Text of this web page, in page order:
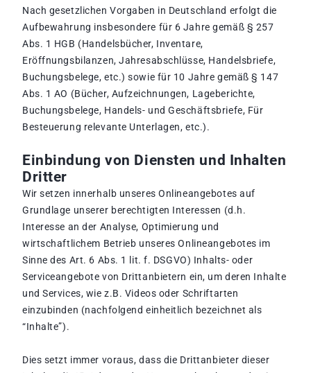
Nach gesetzlichen Vorgaben in Deutschland erfolgt die
Aufbewahrung insbesondere für 6 Jahre gemäß § 257
Abs. 1 HGB (Handelsbücher, Inventare,
Eröffnungsbilanzen, Jahresabschlüsse, Handelsbriefe,
Buchungsbelege, etc.) sowie für 10 Jahre gemäß § 147
Abs. 1 AO (Bücher, Aufzeichnungen, Lageberichte,
Buchungsbelege, Handels- und Geschäftsbriefe, Für
Besteuerung relevante Unterlagen, etc.).
Einbindung von Diensten und Inhalten
Dritter
Wir setzen innerhalb unseres Onlineangebotes auf
Grundlage unserer berechtigten Interessen (d.h.
Interesse an der Analyse, Optimierung und
wirtschaftlichem Betrieb unseres Onlineangebotes im
Sinne des Art. 6 Abs. 1 lit. f. DSGVO) Inhalts- oder
Serviceangebote von Drittanbietern ein, um deren Inhalte
und Services, wie z.B. Videos oder Schriftarten
einzubinden (nachfolgend einheitlich bezeichnet als
“Inhalte”).
Dies setzt immer voraus, dass die Drittanbieter dieser